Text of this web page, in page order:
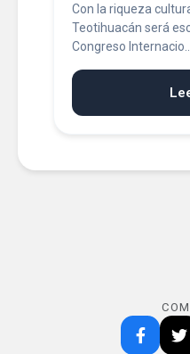
Con la riqueza
Teotihuacán será
Congreso Internacio...